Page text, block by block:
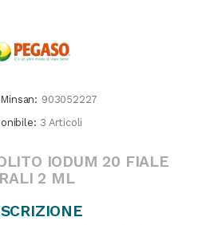
903052227
3 Articoli
IODUM 20 FIALE
2 ML